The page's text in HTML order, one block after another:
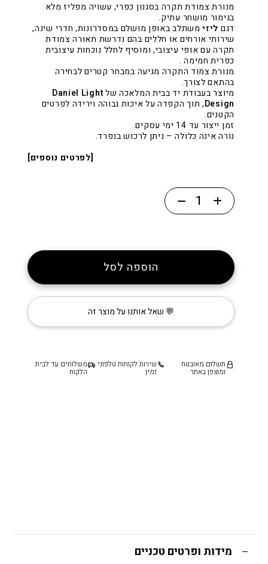
מנורת צמודת תקרה בסגנון כפרי, עשויה מפליז מלא
בגימור מושחר עתיק.
דגם ליזימשתלב באופן מושלם במסדרונות, חדרי שינה,
שירותי אורחים או חללים בהם נדרשת תאורה צמודת
תקרה עם אופי עיצובי, ומוסיף לחלל נוכחות עיצובית
כפרית חמימה .
מנורת צמוד התקרה מגיעה במבחר קטרים לבחירה
בהתאם לצורך.
מיוצר בעבודת יד בבית המלאכה שלDaniel Light
Design, תוך הקפדה על איכות גבוהה וירידה לפרטים
הקטנים.
זמן ייצור עד 14 ימי עסקים.
נורה אינה כלולה – ניתן לרכוש בנפרד.
[לפרטים נוספים]
כמות
של
מסגרת
דגם
הוספה לסל
💬 שאל אותנו על מוצר זה
תשלום מאובטח
ומוצפן באתר
שירות לקוחות טלפוני
זמין
משלוחים עד לבית
הלקוח
מידות ופרטים טכניים